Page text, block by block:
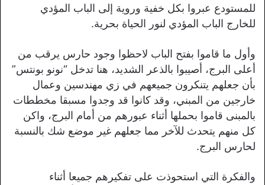
للمستودع عبروا بكل خفية وروية إلى الباب المؤدي
للخارج الباب المؤدي لنور الحياة بحرية.
وأول ما قاموا بفتح الباب لاحظوا وجود حارس يرقب من
أعلى البرج، أصيبوا بالذعر الشديد، هنا تدخل “نونو بونتس”
بأن جعلهم يتنكرون جميعهم في زي مهندسين وعمال
خارجين من المبني، وقد كانوا قد وجدوا مسبقا مخططات
بالمبنى قاموا بحملها أثناء عبورهم من أمام البرج، واكن
كل منهم يتحدث للآخر مما جعلهم غير موضع شك بالنسبة
لحارس البرج.
والفكرة التي استحوذت على تفكيرهم جميعا أثناء